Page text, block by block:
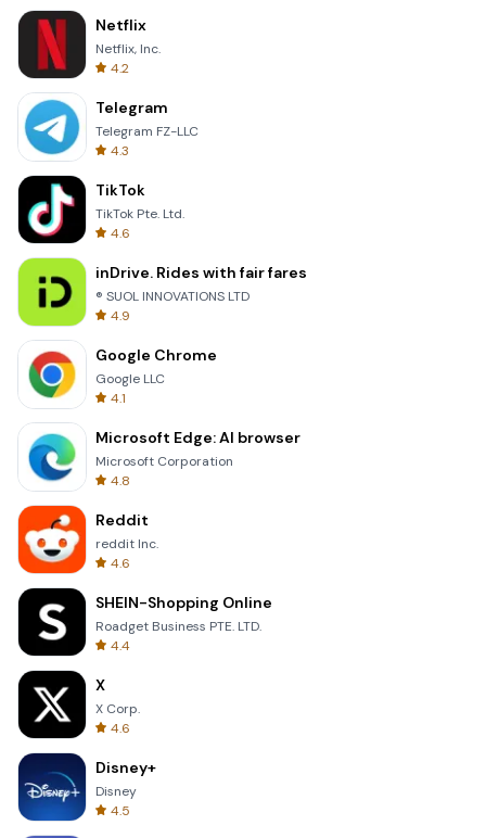
Netflix
Netflix, Inc.
4.2
Telegram
Telegram FZ-LLC
4.3
TikTok
TikTok Pte. Ltd.
4.6
inDrive. Rides with fair fares
® SUOL INNOVATIONS LTD
4.9
Google Chrome
Google LLC
4.1
Microsoft Edge: AI browser
Microsoft Corporation
4.8
Reddit
reddit Inc.
4.6
SHEIN-Shopping Online
Roadget Business PTE. LTD.
4.4
X
X Corp.
4.6
Disney+
Disney
4.5